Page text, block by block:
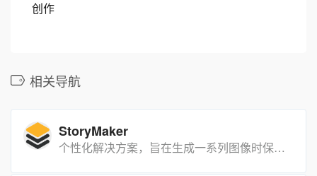
创作
相关导航
StoryMaker
个性化解决方案，旨在生成一系列图像时保持多个角色场景中人物的面孔、服装、发型和身材的一致性，从而创建连贯的故事。